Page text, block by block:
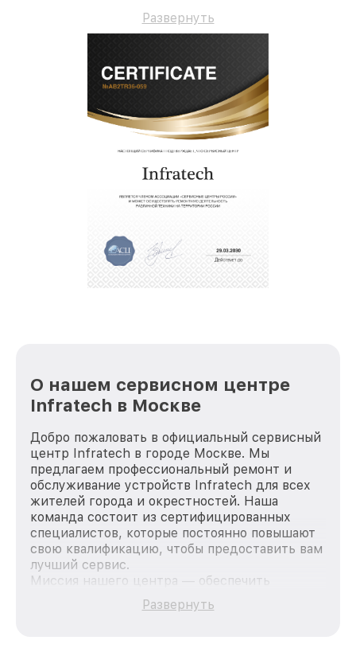
Развернуть
О нашем сервисном центре
Infratech в Москве
Добро пожаловать в официальный сервисный
центр Infratech в городе Москве. Мы
предлагаем профессиональный ремонт и
обслуживание устройств Infratech для всех
жителей города и окрестностей. Наша
команда состоит из сертифицированных
специалистов, которые постоянно повышают
свою квалификацию, чтобы предоставить вам
лучший сервис.
Миссия нашего центра — обеспечить
качественный и доступный ремонт для
каждого пользователя продукции Infratech,
Развернуть